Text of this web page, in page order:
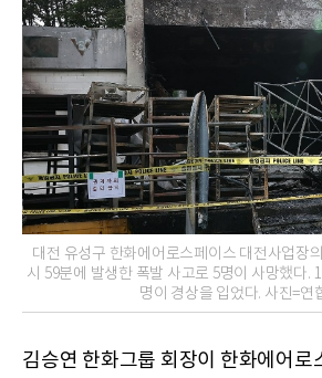
대전 유성구 한화에어로스페이스 대전사업장
시 59분에 발생한 폭발 사고로 5명이 사망했다.
명이 경상을 입었다. 사진=연
김승연 한화그룹 회장이 한화에어로